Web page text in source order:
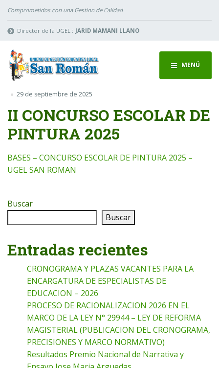
Comprometidos con una Gestion de Calidad
Director de la UGEL : JARID MAMANI LLANO
MENÚ
29 de septiembre de 2025
II CONCURSO ESCOLAR DE
PINTURA 2025
BASES – CONCURSO ESCOLAR DE PINTURA 2025 –
UGEL SAN ROMAN
Buscar
Buscar
Entradas recientes
CRONOGRAMA Y PLAZAS VACANTES PARA LA
ENCARGATURA DE ESPECIALISTAS DE
EDUCACION – 2026
PROCESO DE RACIONALIZACION 2026 EN EL
MARCO DE LA LEY N° 29944 – LEY DE REFORMA
MAGISTERIAL (PUBLICACION DEL CRONOGRAMA,
PRECISIONES Y MARCO NORMATIVO)
Resultados Premio Nacional de Narrativa y